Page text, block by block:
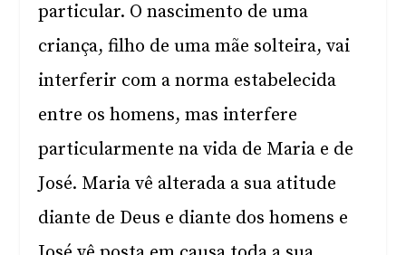
particular. O nascimento de uma
criança, filho de uma mãe solteira, vai
interferir com a norma estabelecida
entre os homens, mas interfere
particularmente na vida de Maria e de
José. Maria vê alterada a sua atitude
diante de Deus e diante dos homens e